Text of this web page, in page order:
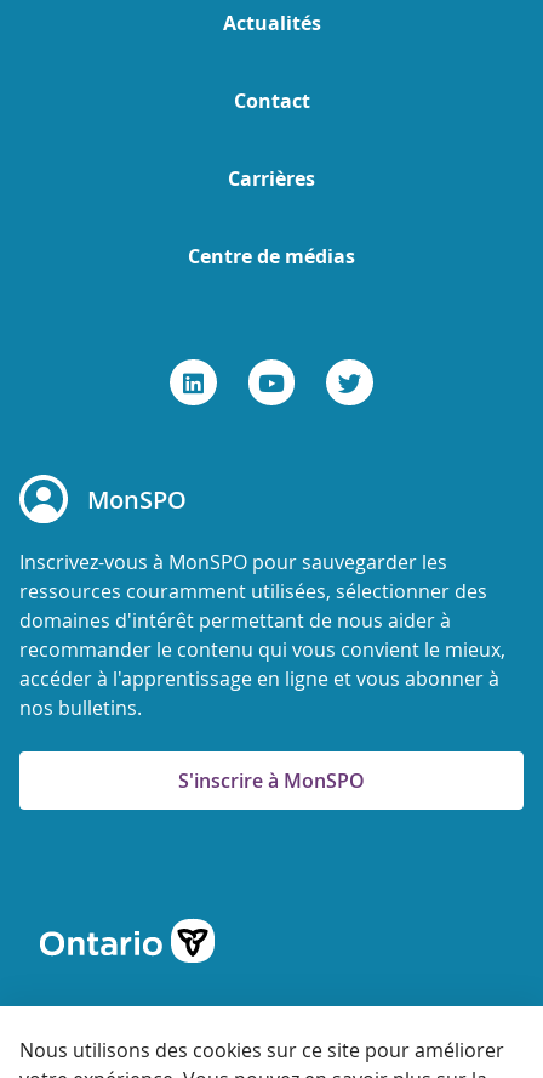
Nous utilisons des cookies sur ce site pour améliorer
Actualités
Contact
Carrières
Centre de médias
MonSPO
Inscrivez-vous à MonSPO pour sauvegarder les
ressources couramment utilisées, sélectionner des
domaines d'intérêt permettant de nous aider à
recommander le contenu qui vous convient le mieux,
accéder à l'apprentissage en ligne et vous abonner à
nos bulletins.
S'inscrire à MonSPO